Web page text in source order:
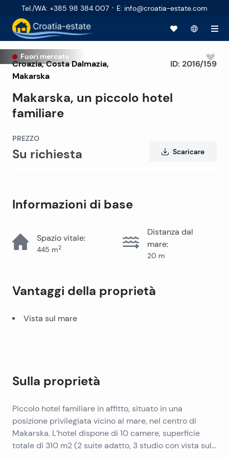
Tel./WA: +385 98 384 007 · E: info@croatia-estate.com
Fuori mercato
Croazia,Costa Dalmazia,
Makarska
Makarska, un piccolo hotel
familiare
ID: 2016/159
PREZZO
Su richiesta Scaricare
Informazioni di base
Spazio vitale:
445 m2
Distanza dal
mare:
20 m
Vantaggi della proprietà
Vista sul mare
Sulla proprietà
Piccolo hotel familiare in affitto, situato in una
posizione privilegiata vicino al mare, nel centro di
Makarska. L’hotel dispone di 10 camere, superficie
totale di 310 m2 (2 suite adatto, 3 studio con vista sul